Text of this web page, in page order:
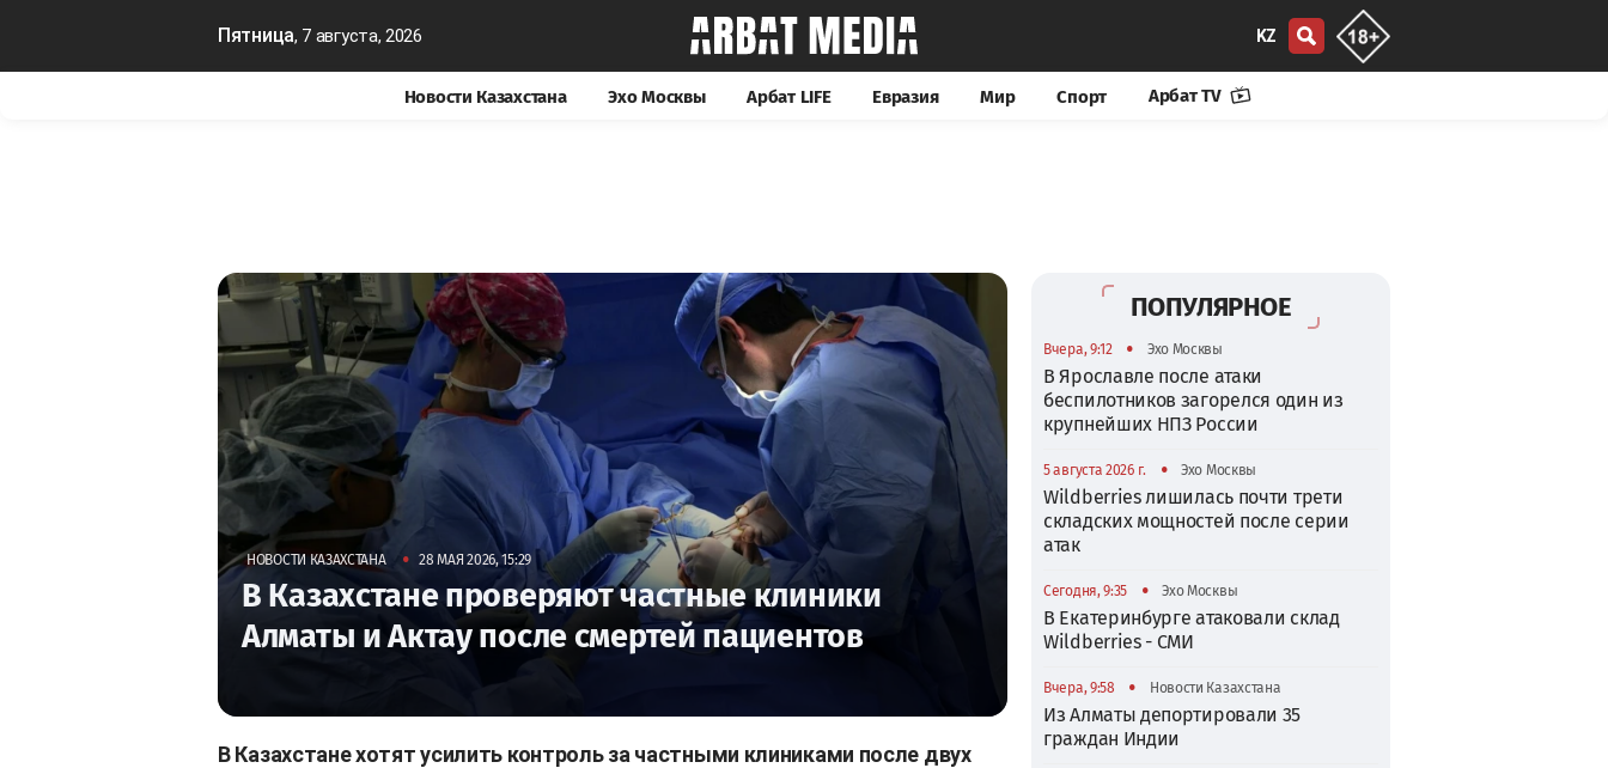
Пятница, 7 августа, 2026 KZ
Новости Казахстана Эхо Москвы Арбат LIFE Евразия Мир Спорт Арбат TV
НОВОСТИ КАЗАХСТАНА • 28 МАЯ 2026, 15:29
В Казахстане проверяют частные клиники
Алматы и Актау после смертей пациентов
В Казахстане хотят усилить контроль за частными клиниками после двух
ПОПУЛЯРНОЕ
Вчера, 9:12 • Эхо Москвы
В Ярославле после атаки
беспилотников загорелся один из
крупнейших НПЗ России
5 августа 2026 г. • Эхо Москвы
Wildberries лишилась почти трети
складских мощностей после серии
атак
Сегодня, 9:35 • Эхо Москвы
В Екатеринбурге атаковали склад
Wildberries - СМИ
Вчера, 9:58 • Новости Казахстана
Из Алматы депортировали 35
граждан Индии